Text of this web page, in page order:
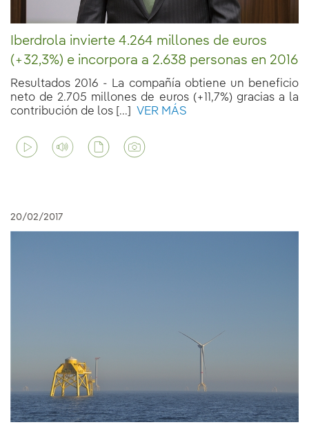
Iberdrola invierte 4.264 millones de euros
(+32,3%) e incorpora a 2.638 personas en 2016
Resultados 2016 - La compañía obtiene un beneficio
neto de 2.705 millones de euros (+11,7%) gracias a la
contribución de los [...]
VER MÁS
20/02/2017